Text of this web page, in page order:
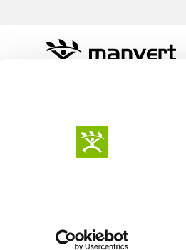
POLÍTICA DE COOKIES
AVISO LEGAL